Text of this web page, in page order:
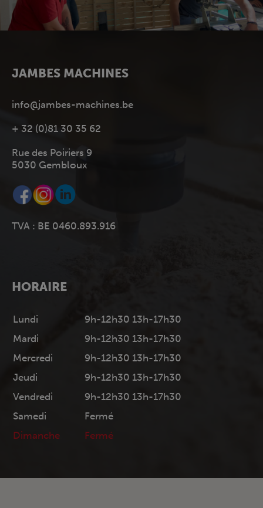
JAMBES MACHINES
info@jambes-machines.be
+ 32 (0)81 30 35 62
Rue des Poiriers 9
5030 Gembloux
TVA : BE 0460.893.916
HORAIRE
Lundi
9h-12h30 13h-17h30
Mardi
9h-12h30 13h-17h30
Mercredi
9h-12h30 13h-17h30
Jeudi
9h-12h30 13h-17h30
Vendredi
9h-12h30 13h-17h30
Samedi
Fermé
Dimanche
Fermé